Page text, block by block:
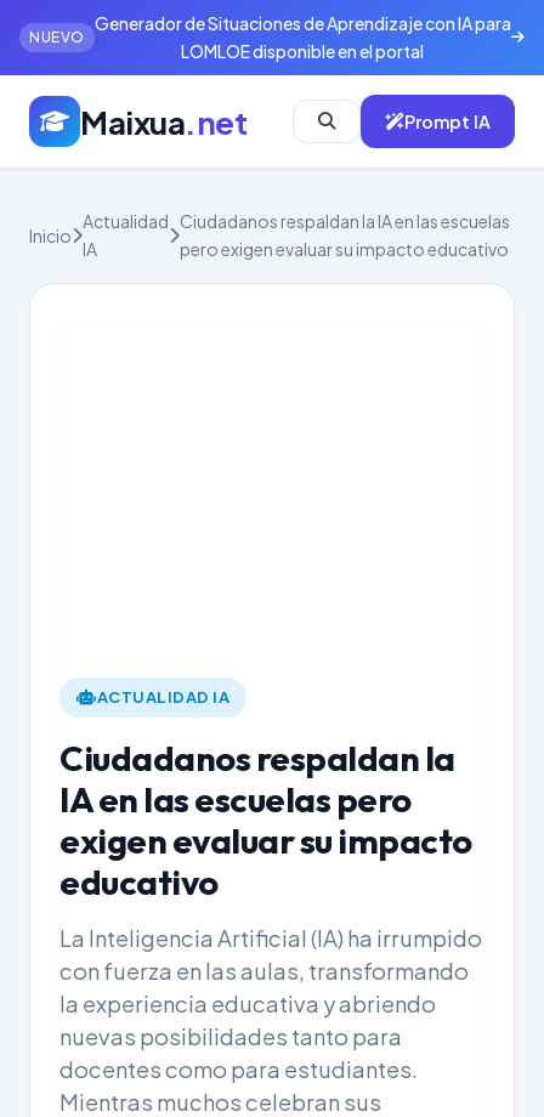
NUEVO
Generador de Situaciones de Aprendizaje con IA para
LOMLOE disponible en el portal
Maixua.net Prompt IA
Inicio
Actualidad
IA
Ciudadanos respaldan la IA en las escuelas
pero exigen evaluar su impacto educativo
ACTUALIDAD IA
Ciudadanos respaldan la
IA en las escuelas pero
exigen evaluar su impacto
educativo
La Inteligencia Artificial (IA) ha irrumpido
con fuerza en las aulas, transformando
la experiencia educativa y abriendo
nuevas posibilidades tanto para
docentes como para estudiantes.
Mientras muchos celebran sus